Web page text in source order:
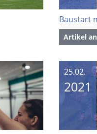
Artikel
25.02.
2021